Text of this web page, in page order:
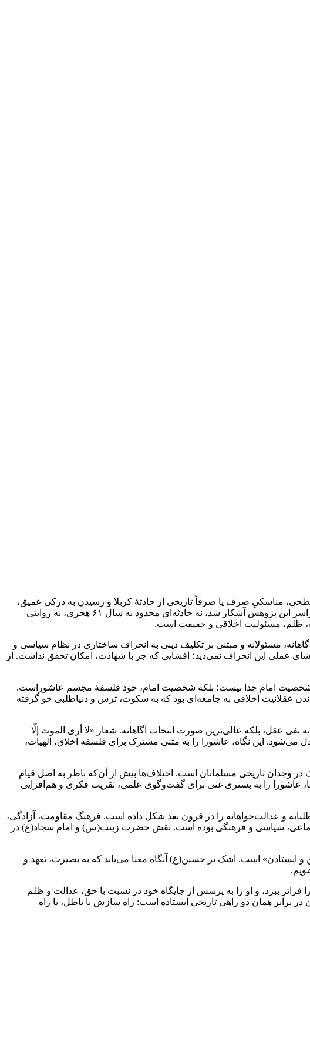
مناسکیِ صرف یا صرفاً تاریخی از حادثۀ کربلا و رسیدن به درکی عمیق،
عقلانی و در عین حال معنوی از یکی از سرنوشت‌سازترین رخدادهای تاریخ اسلام و انسانیت است. عاشورا، همان‌گونه که در سراسر این پژوهش آشکار شد، نه حادثه‌ای محدود به سال ۶۱ هجری، نه روایتی
ظلم، مسئولیت اخلاقی و حقیقت است.
مسئولانه و مبتنی بر تکلیف دینی به انحراف ساختاری در نظام سیاسی و
عملی این انحراف نمی‌دید؛ افشایی که جز با شهادت، امکان تحقق نداشت. از
شخصیت امام جدا نیست؛ بلکه شخصیت امام، خود فلسفۀ مجسم عاشوراست.
عقلانیت اخلاقی به جامعه‌ای بود که به سکوت، ترس و دنیاطلبی خو گرفته
عقل، بلکه عالی‌ترین صورت انتخاب آگاهانه. شعار «لا أرى الموتَ إلّا
این نگاه، عاشورا را به متنی مشترک برای فلسفه اخلاق، الهیات،
تاریخی مسلمانان است. اختلاف‌ها بیش از آن‌که ناظر به اصل قیام
عاشورا را به بستری غنی برای گفت‌وگوی علمی، تقریب فکری و هم‌افزایی
و عدالت‌خواهانه را در قرون بعد شکل داده است. فرهنگ مقاومت، آزادگی،
سیاسی و فرهنگی بوده است. نقش حضرت زینب(س) و امام سجاد(ع) در
ایستادن» است. اشک بر حسین(ع) آنگاه معنا می‌یابد که به بصیرت، تعهد و
ببرد، و او را به پرسش از جایگاه خود در نسبت با حق، عدالت و ظلم
برابر همان دو راهی تاریخی ایستاده است: راه سازش با باطل، یا راه